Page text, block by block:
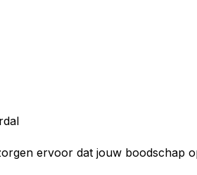
ervoor dat jouw boodschap